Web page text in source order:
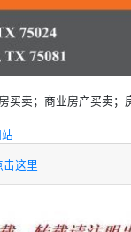
买卖；商业房产买卖；
击这里